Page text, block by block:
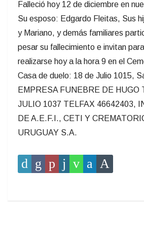
Falleció hoy 12 de diciembre en
Su esposo: Edgardo Fleitas, Sus
y Mariano, y demás familiares
pesar su fallecimiento e invitan
realizarse hoy a la hora 9 en el
Casa de duelo: 18 de Julio 1015,
EMPRESA FUNEBRE DE HUGO
JULIO 1037 TELFAX 46642403,
DE A.E.F.I., CETI Y
URUGUAY S.A.